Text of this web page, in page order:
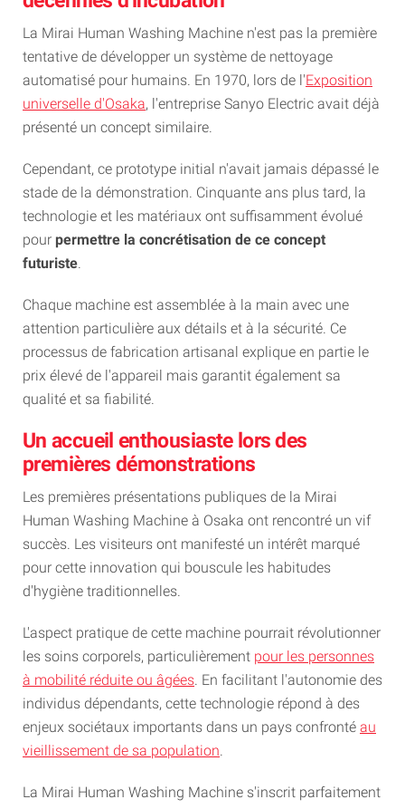
La Mirai Human Washing Machine n'est pas la première
tentative de développer un système de nettoyage
automatisé pour humains. En 1970, lors de l'Exposition
universelle d'Osaka, l'entreprise Sanyo Electric avait déjà
présenté un concept similaire.
Cependant, ce prototype initial n'avait jamais dépassé le
stade de la démonstration. Cinquante ans plus tard, la
technologie et les matériaux ont suffisamment évolué
pour permettre la concrétisation de ce concept
futuriste.
Chaque machine est assemblée à la main avec une
attention particulière aux détails et à la sécurité. Ce
processus de fabrication artisanal explique en partie le
prix élevé de l'appareil mais garantit également sa
qualité et sa fiabilité.
Un accueil enthousiaste lors des
premières démonstrations
Les premières présentations publiques de la Mirai
Human Washing Machine à Osaka ont rencontré un vif
succès. Les visiteurs ont manifesté un intérêt marqué
pour cette innovation qui bouscule les habitudes
d'hygiène traditionnelles.
L'aspect pratique de cette machine pourrait révolutionner
les soins corporels, particulièrement pour les personnes
à mobilité réduite ou âgées. En facilitant l'autonomie des
individus dépendants, cette technologie répond à des
enjeux sociétaux importants dans un pays confronté au
vieillissement de sa population.
La Mirai Human Washing Machine s'inscrit parfaitement